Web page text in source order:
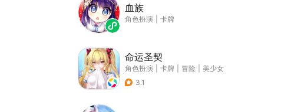
血族
角色扮演 卡牌
命运圣契
角色扮演 卡牌 冒险
美少女
3.1